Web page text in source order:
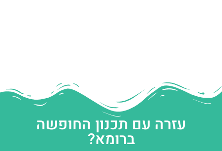
עזרה עם תכנון החופשה
ברומא?